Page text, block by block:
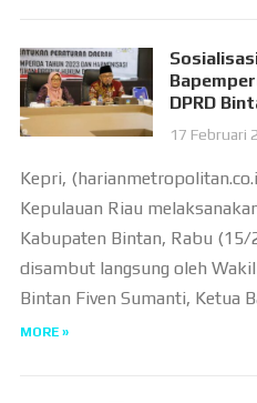
DPRD
17 Februari
Kepri,
Kepulauan Riau
Kabupaten Bintan, Rabu
disambut langsung oleh
Bintan Fiven Sumanti, Ketua
MORE »